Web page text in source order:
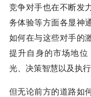
竞争对手也在不断发
务体验等方面各显神
如何在与这些对手的
提升自身的市场地
光、决策智慧以及执行
但无论前方的道路如